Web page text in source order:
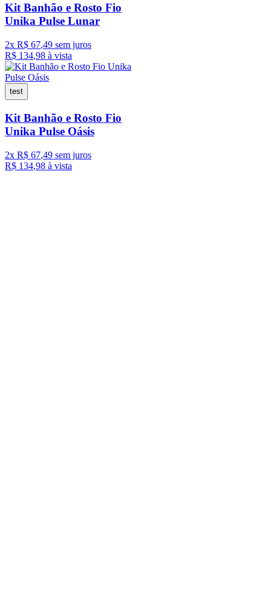
Kit Banhão e Rosto Fio
Unika Pulse Lunar
2x R$ 67,49 sem juros
R$ 134,98 à vista
test
Kit Banhão e Rosto Fio
Unika Pulse Oásis
2x R$ 67,49 sem juros
R$ 134,98 à vista